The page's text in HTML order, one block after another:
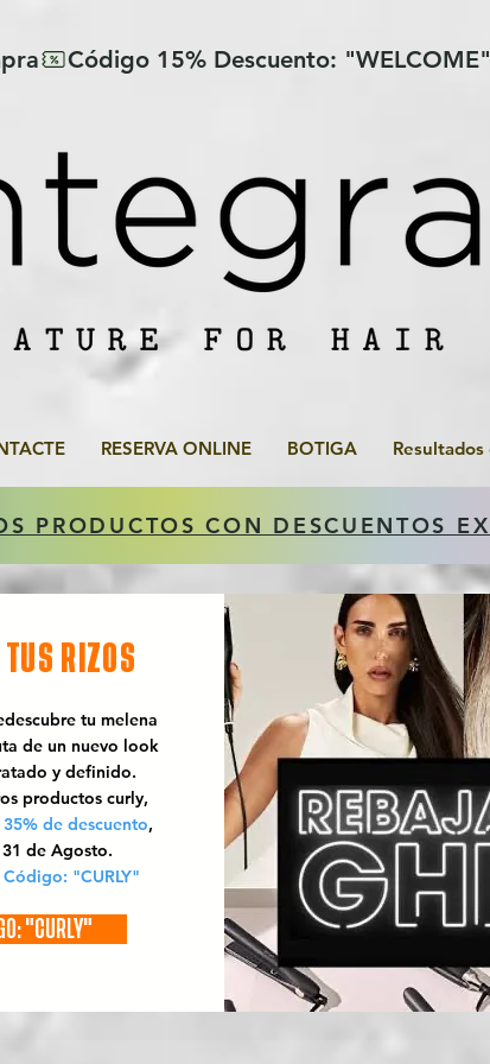
RESERVA ONLINE BOTIGA
PRODUCTOS CON DESCUENTOS
TUS RIZOS
tu melena
de un nuevo look
y definido.
productos curly,
35% de descuento,
de Agosto.
"CURLY"
"CURLY"